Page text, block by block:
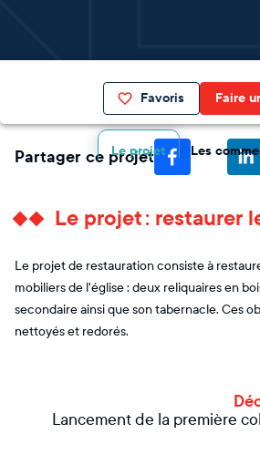
Favoris Faire
Le projet Les
Partager ce projet
Le projet : restaurer
Le projet de restauration consiste à
mobiliers de l'église : deux reliquaires en
secondaire ainsi que son tabernacle. Ces
nettoyés et redorés.
Lancement de la première